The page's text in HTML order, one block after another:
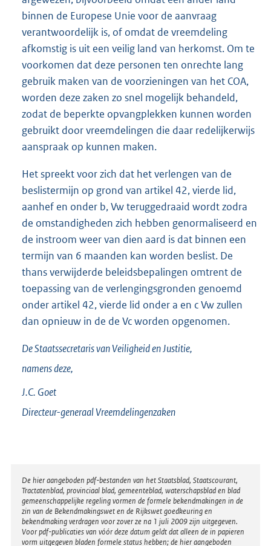
binnen de Europese Unie voor de aanvraag
verantwoordelijk is, of omdat de vreemdeling
afkomstig is uit een veilig land van herkomst. Om te
voorkomen dat deze personen ten onrechte lang
gebruik maken van de voorzieningen van het COA,
worden deze zaken zo snel mogelijk behandeld,
zodat de beperkte opvangplekken kunnen worden
gebruikt door vreemdelingen die daar redelijkerwijs
aanspraak op kunnen maken.
Het spreekt voor zich dat het verlengen van de
beslistermijn op grond van artikel 42, vierde lid,
aanhef en onder b, Vw teruggedraaid wordt zodra
de omstandigheden zich hebben genormaliseerd en
de instroom weer van dien aard is dat binnen een
termijn van 6 maanden kan worden beslist. De
thans verwijderde beleidsbepalingen omtrent de
toepassing van de verlengingsgronden genoemd
onder artikel 42, vierde lid onder a en c Vw zullen
dan opnieuw in de de Vc worden opgenomen.
De Staatssecretaris van Veiligheid en Justitie,
namens deze,
J.C. Goet
Directeur-generaal Vreemdelingenzaken
Disclaimer
De hier aangeboden pdf-bestanden van het Staatsblad, Staatscourant,
Tractatenblad, provinciaal blad, gemeenteblad, waterschapsblad en blad
gemeenschappelijke regeling vormen de formele bekendmakingen in de
zin van de Bekendmakingswet en de Rijkswet goedkeuring en
bekendmaking verdragen voor zover ze na 1 juli 2009 zijn uitgegeven.
Voor pdf-publicaties van vóór deze datum geldt dat alleen de in papieren
vorm uitgegeven bladen formele status hebben; de hier aangeboden